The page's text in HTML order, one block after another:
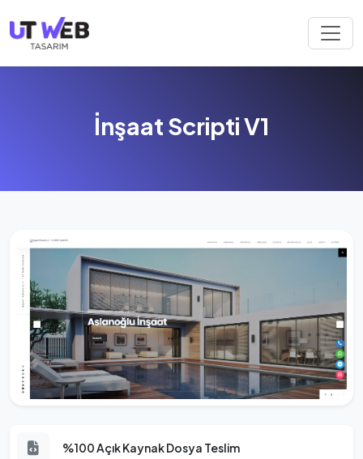
İnşaat Scripti V1
%100 Açık Kaynak Dosya Teslim